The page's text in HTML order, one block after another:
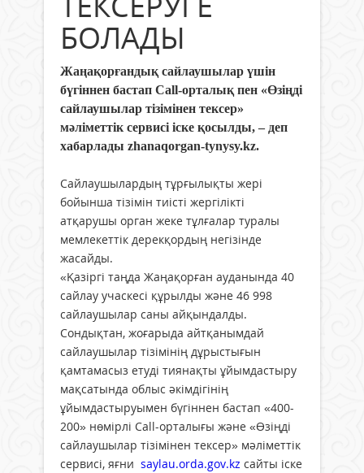
БОЛАДЫ
Жаңақорғандық сайлаушылар үшін
бүгіннен бастап Call-орталық пен «Өзіңді
сайлаушылар тізімінен тексер»
мәліметтік сервисі іске қосылды, – деп
хабарлады zhanaqorgan-tynysy.kz.
Сайлаушылардың тұрғылықты жерi
бойынша тiзiмiн тиiстi жергiлiктi
атқарушы орган жеке тұлғалар туралы
мемлекеттік дерекқордың негізінде
жасайды.
«Қазіргі таңда Жаңақорған ауданында 40
сайлау учаскесі құрылды және 46 998
сайлаушылар саны айқындалды.
Сондықтан, жоғарыда айтқанымдай
сайлаушылар тізімінің дұрыстығын
қамтамасыз етуді тиянақты ұйымдастыру
мақсатында облыс әкімдігінің
ұйымдастыруымен бүгіннен бастап «400-
200» нөмірлі Call-орталығы және «Өзіңді
сайлаушылар тізімінен тексер» мәліметтік
сервисі, яғни saylau.orda.gov.kz сайты іске